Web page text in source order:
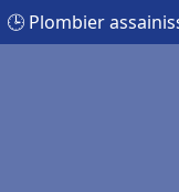
🕒 Plombier